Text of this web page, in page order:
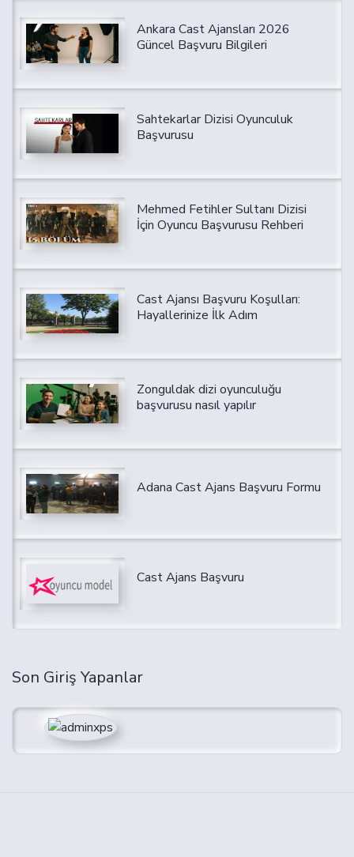
Ankara Cast Ajansları 2026
Güncel Başvuru Bilgileri
Sahtekarlar Dizisi Oyunculuk
Başvurusu
Mehmed Fetihler Sultanı Dizisi
İçin Oyuncu Başvurusu Rehberi
Cast Ajansı Başvuru Koşulları:
Hayallerinize İlk Adım
Zonguldak dizi oyunculuğu
başvurusu nasıl yapılır
Adana Cast Ajans Başvuru Formu
Cast Ajans Başvuru
Son Giriş Yapanlar